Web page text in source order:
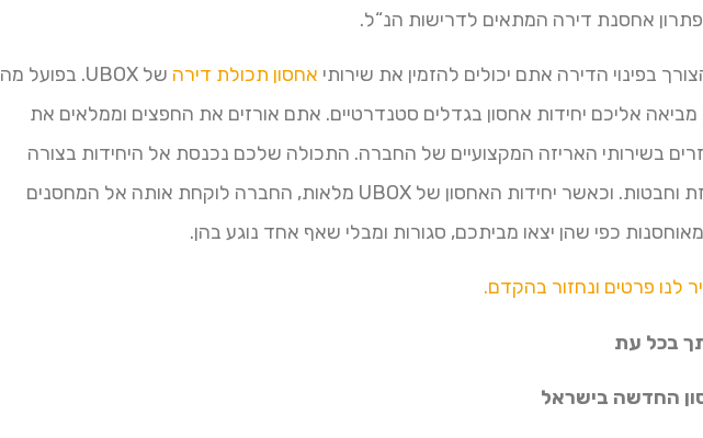
בפינוי הדירה אתם יכולים להזמין את שירותי אחסון תכולת דירה
של UBOX. בפועל מה
אליכם יחידות אחסון בגדלים סטנדרטיים. אתם אורזים את החפצים וממלאים את
בשירותי האריזה המקצועיים של החברה. התכולה שלכם נכנסת אל היחידות בצורה
מסודרת המונעת תזוזת וחבטות. וכאשר יחידות האחסון של UBOX מלאות, החברה לוקחת אותה אל המחסנים
מאוחסנות כפי שהן יצאו מביתכם, סגורות ומבלי שאף אחד נוגע בהן.
לנו פרטים ונחזור בהקדם.
בכל עת
החדשה בישראל